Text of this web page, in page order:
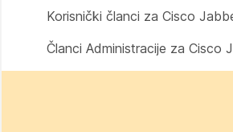
Korisnički članci za Cisco
Članci Administracije za Cisco